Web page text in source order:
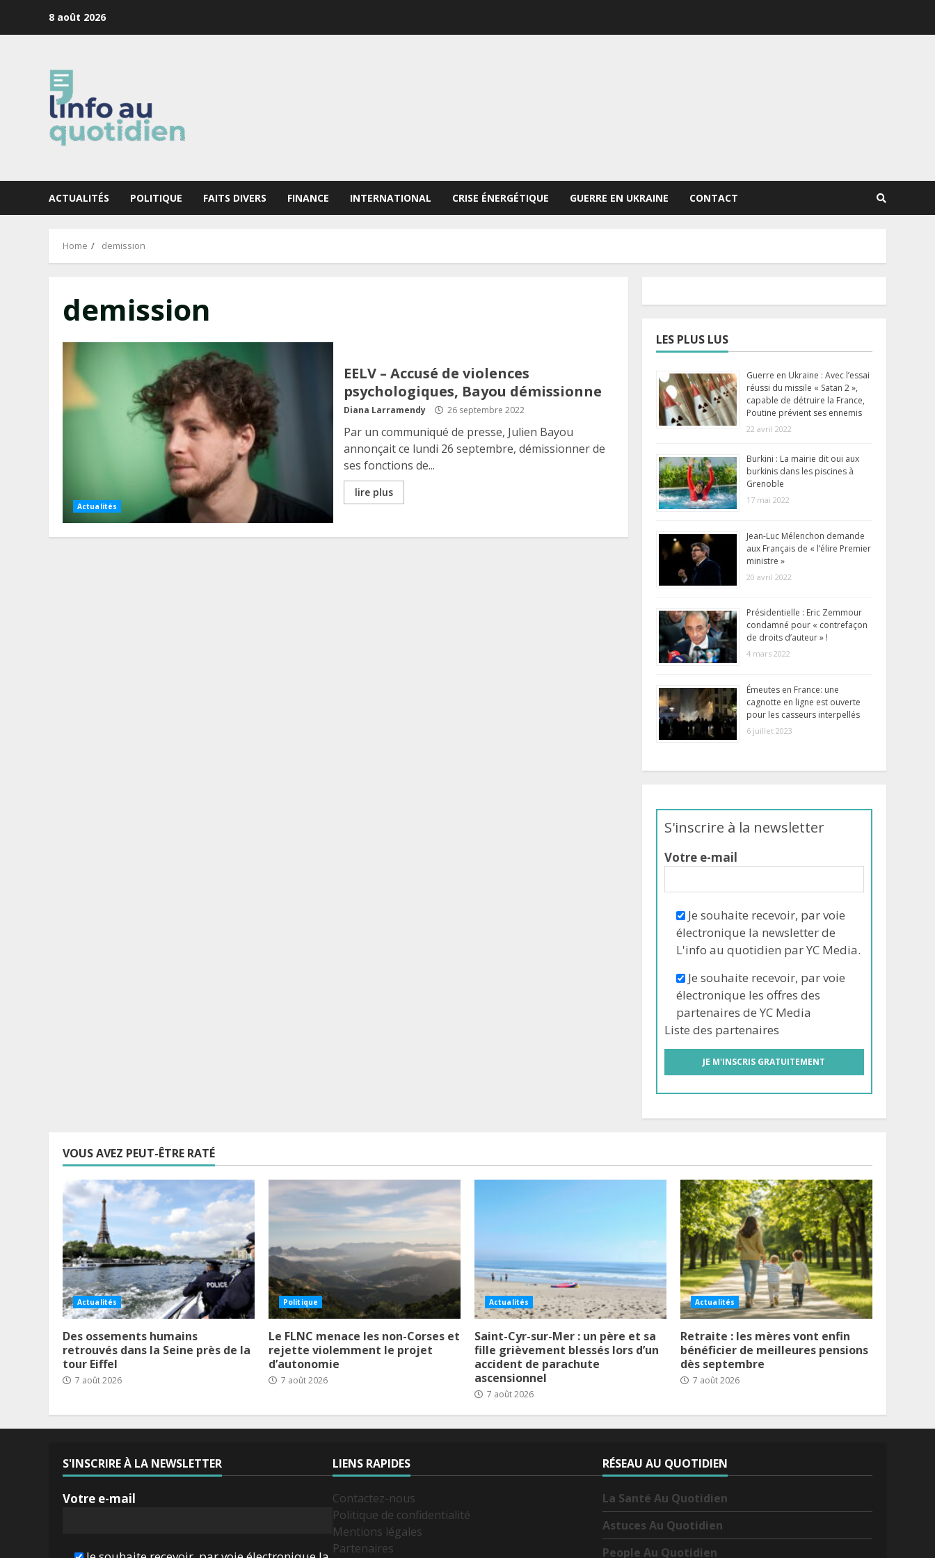
8 août 2026
ACTUALITÉS POLITIQUE FAITS DIVERS FINANCE INTERNATIONAL CRISE ÉNERGÉTIQUE GUERRE EN UKRAINE CONTACT
Home demission
demission
Actualités
EELV – Accusé de violences
psychologiques, Bayou démissionne
Diana Larramendy 26 septembre 2022
Par un communiqué de presse, Julien Bayou
annonçait ce lundi 26 septembre, démissionner de
ses fonctions de...
lire plus
LES PLUS LUS
Guerre en Ukraine : Avec l’essai
réussi du missile « Satan 2 »,
capable de détruire la France,
Poutine prévient ses ennemis
22 avril 2022
Burkini : La mairie dit oui aux
burkinis dans les piscines à
Grenoble
17 mai 2022
Jean-Luc Mélenchon demande
aux Français de « l’élire Premier
ministre »
20 avril 2022
Présidentielle : Eric Zemmour
condamné pour « contrefaçon
de droits d’auteur » !
4 mars 2022
Émeutes en France: une
cagnotte en ligne est ouverte
pour les casseurs interpellés
6 juillet 2023
S'inscrire à la newsletter
Votre e-mail
Je souhaite recevoir, par voie
électronique la newsletter de
L'info au quotidien par YC Media.
Je souhaite recevoir, par voie
électronique les offres des
partenaires de YC Media
Liste des partenaires
VOUS AVEZ PEUT-ÊTRE RATÉ
Actualités
Des ossements humains
retrouvés dans la Seine près de la
tour Eiffel
7 août 2026
Politique
Le FLNC menace les non-Corses et
rejette violemment le projet
d’autonomie
7 août 2026
Actualités
Saint-Cyr-sur-Mer : un père et sa
fille grièvement blessés lors d’un
accident de parachute
ascensionnel
7 août 2026
Actualités
Retraite : les mères vont enfin
bénéficier de meilleures pensions
dès septembre
7 août 2026
S'INSCRIRE À LA NEWSLETTER
Votre e-mail
LIENS RAPIDES
Contactez-nous
Politique de confidentialité
Mentions légales
Partenaires
RÉSEAU AU QUOTIDIEN
La Santé Au Quotidien
Astuces Au Quotidien
People Au Quotidien